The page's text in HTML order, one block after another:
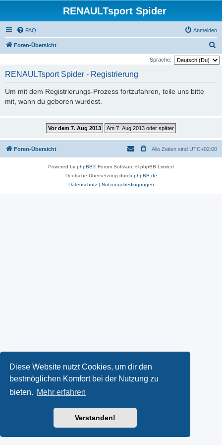
Diese Website nutzt Cookies, um dir den
bestmöglichen Komfort bei der Nutzung zu
bieten. Mehr erfahren
Verstanden!
RENAULTsport Spider
FAQ Anmelden
Foren-Übersicht
u
Sprache:
RENAULTsport Spider - Registrierung
Um mit dem Registrierungs-Prozess fortzufahren, teile uns bitte
mit, wann du geboren wurdest.
Foren-Übersicht Alle Zeiten sind UTC+02:00
Powered by phpBB® Forum Software © phpBB Limited
Deutsche Übersetzung durch phpBB.de
Datenschutz| Nutzungsbedingungen